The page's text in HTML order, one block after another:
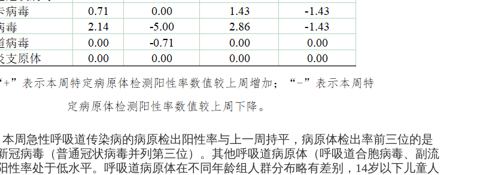
周急性呼吸道传染病的病原检出阳性率与上一周持平，病原体检出率前三位的是
冠病毒（普通冠状病毒并列第三位）。其他呼吸道病原体（呼吸道合胞病毒、副流
性率处于低水平。呼吸道病原体在不同年龄组人群分布略有差别，14岁以下儿童人